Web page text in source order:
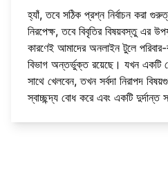
হ্যাঁ, তবে সঠিক প্রশ্ন নির্বাচন করা
নিরপেক্ষ, তবে বিবৃতির বিষয়বস্তু এর
কারণেই আমাদের অনলাইন টুলে
বিভাগ অন্তর্ভুক্ত রয়েছে। যখন একটি
সাথে খেলবেন, তখন সর্বদা নিরাপদ
স্বাচ্ছন্দ্য বোধ করে এবং একটি দুর্দান্ত